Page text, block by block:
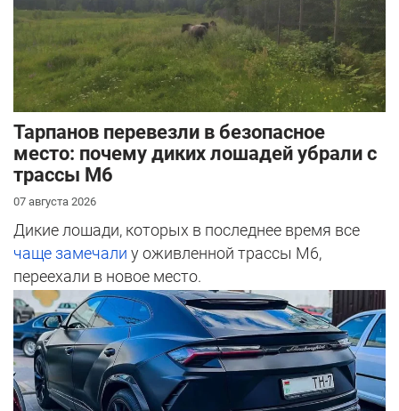
Тарпанов перевезли в безопасное
место: почему диких лошадей убрали с
трассы М6
07 августа 2026
Дикие лошади, которых в последнее время все
чаще замечали у оживленной трассы М6,
переехали в новое место.